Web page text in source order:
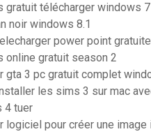
gratuit télécharger windows
noir windows 8.1
power point
online gratuit season 2
gta 3 pc gratuit complet
les sims 3 sur mac
4 tuer
logiciel pour créer une image